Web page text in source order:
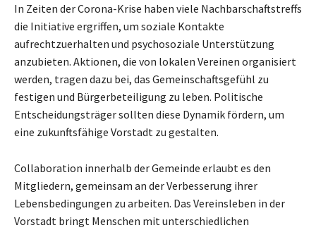
In Zeiten der Corona-Krise haben viele Nachbarschaftstreffs
die Initiative ergriffen, um soziale Kontakte
aufrechtzuerhalten und psychosoziale Unterstützung
anzubieten. Aktionen, die von lokalen Vereinen organisiert
werden, tragen dazu bei, das Gemeinschaftsgefühl zu
festigen und Bürgerbeteiligung zu leben. Politische
Entscheidungsträger sollten diese Dynamik fördern, um
eine zukunftsfähige Vorstadt zu gestalten.
Collaboration innerhalb der Gemeinde erlaubt es den
Mitgliedern, gemeinsam an der Verbesserung ihrer
Lebensbedingungen zu arbeiten. Das Vereinsleben in der
Vorstadt bringt Menschen mit unterschiedlichen